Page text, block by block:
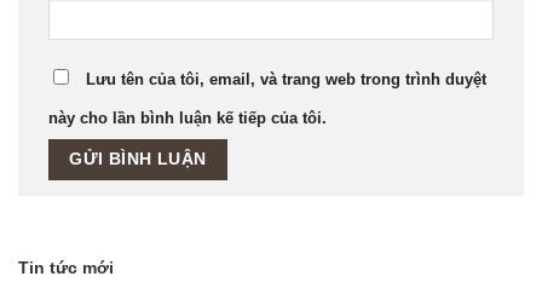
Lưu tên của tôi, email, và trang web trong trình duyệt
này cho lần bình luận kế tiếp của tôi.
Tin tức mới